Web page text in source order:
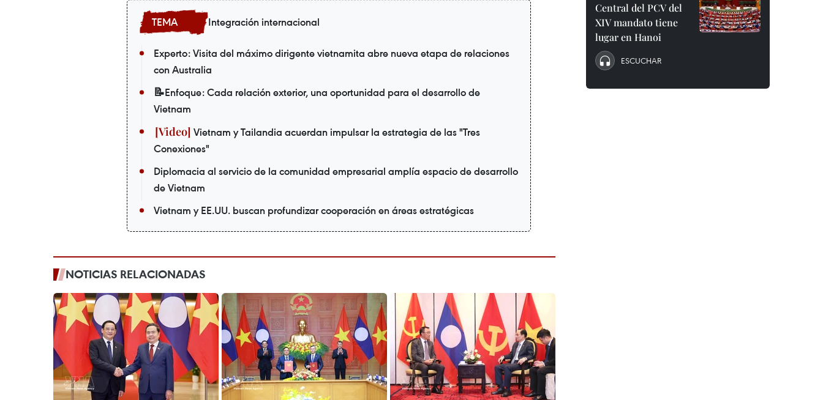
Integración internacional
Experto: Visita del máximo dirigente vietnamita abre nueva etapa de relaciones
con Australia
📝Enfoque: Cada relación exterior, una oportunidad para el desarrollo de
Vietnam
Vietnam y Tailandia acuerdan impulsar la estrategia de las "Tres
Conexiones"
Diplomacia al servicio de la comunidad empresarial amplía espacio de desarrollo
de Vietnam
Vietnam y EE.UU. buscan profundizar cooperación en áreas estratégicas
NOTICIAS RELACIONADAS
Central del PCV del
XIV mandato tiene
lugar en Hanoi
ESCUCHAR